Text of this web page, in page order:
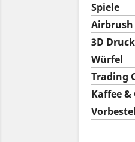
Spiele
Airbrush
3D Druck
Würfel
Trading
Kaffee &